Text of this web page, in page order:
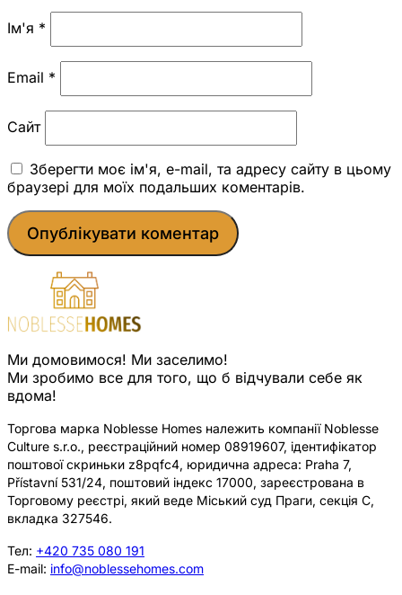
Ім'я *
Email *
Сайт
Зберегти моє ім'я, e-mail, та адресу сайту в цьому
браузері для моїх подальших коментарів.
Ми домовимося! Ми заселимо!
Ми зробимо все для того, що б відчували себе як
вдома!
Торгова марка Noblesse Homes належить компанії Noblesse
Culture s.r.o., реєстраційний номер 08919607, ідентифікатор
поштової скриньки z8pqfc4, юридична адреса: Praha 7,
Přístavní 531/24, поштовий індекс 17000, зареєстрована в
Торговому реєстрі, який веде Міський суд Праги, секція C,
вкладка 327546.
Тел: +420 735 080 191
E-mail: info@noblessehomes.com